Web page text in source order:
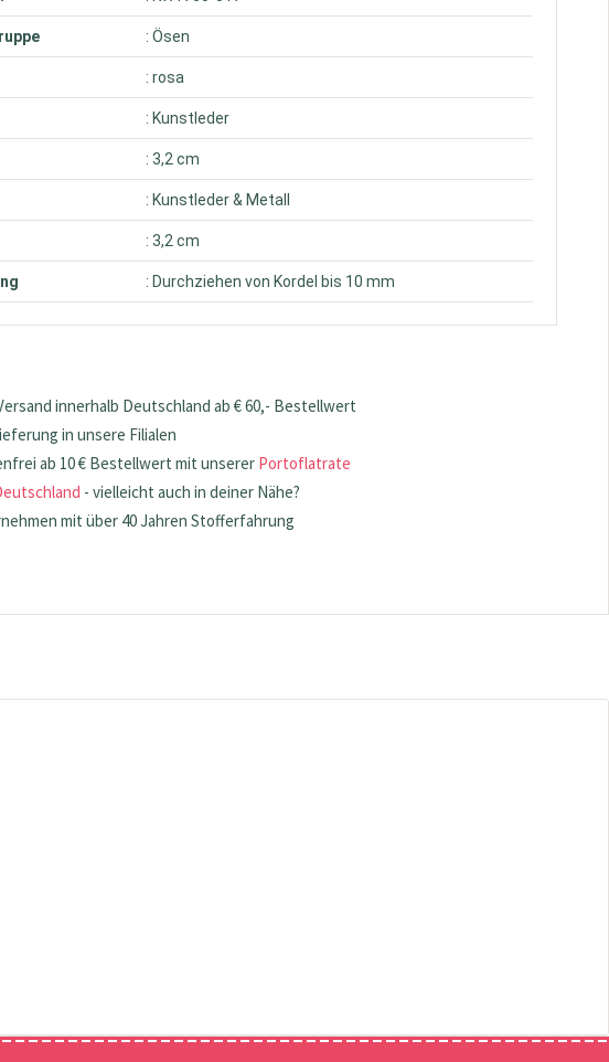
: Ösen
: rosa
: Kunstleder
: 3,2 cm
: Kunstleder & Metall
: 3,2 cm
: Durchziehen von Kordel bis 10 mm
innerhalb Deutschland ab € 60,- Bestellwert
in unsere Filialen
ab 10 € Bestellwert mit unserer Portoflatrate
- vielleicht auch in deiner Nähe?
mit über 40 Jahren Stofferfahrung